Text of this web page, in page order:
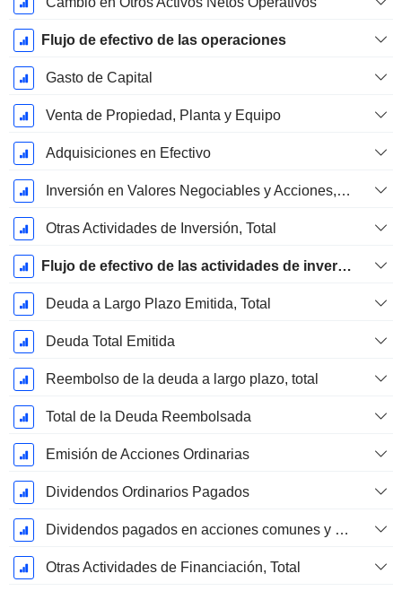
Flujo de efectivo de las operaciones
Gasto de Capital
Venta de Propiedad, Planta y Equipo
Adquisiciones en Efectivo
Inversión en Valores Negociables y Acciones, Total
Otras Actividades de Inversión, Total
Flujo de efectivo de las actividades de inversión
Deuda a Largo Plazo Emitida, Total
Deuda Total Emitida
Reembolso de la deuda a largo plazo, total
Total de la Deuda Reembolsada
Emisión de Acciones Ordinarias
Dividendos Ordinarios Pagados
Dividendos pagados en acciones comunes y preferentes
Otras Actividades de Financiación, Total